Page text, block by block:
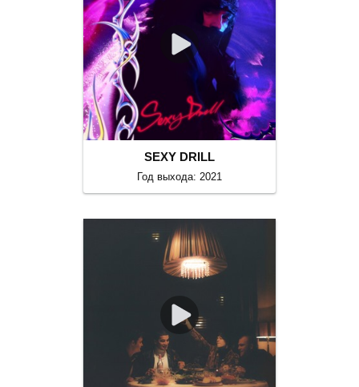
SEXY DRILL
Год выхода: 2021